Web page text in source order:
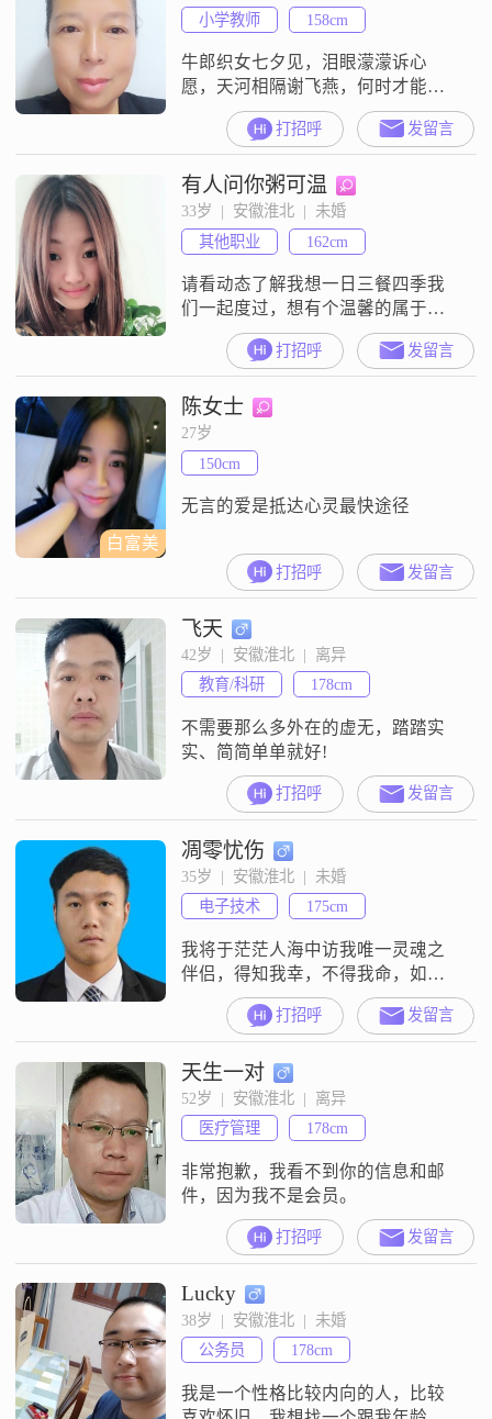
小学教师
158cm
牛郎织女七夕见，泪眼濛濛诉心
愿，天河相隔谢飞燕，何时才能下
凡间？
打招呼 发留言
有人问你粥可温
33岁  |  安徽淮北  |  未婚
其他职业
162cm
请看动态了解我想一日三餐四季我
们一起度过，想有个温馨的属于自
己的家，一直相伴到老，相互理
解，彼此依偎，只要你对我真心，
我便死心塌地跟随。
打招呼 发留言
白富美
陈女士
27岁
150cm
无言的爱是抵达心灵最快途径
打招呼 发留言
飞天
42岁  |  安徽淮北  |  离异
教育/科研
178cm
不需要那么多外在的虚无，踏踏实
实、简简单单就好!
打招呼 发留言
凋零忧伤
35岁  |  安徽淮北  |  未婚
电子技术
175cm
我将于茫茫人海中访我唯一灵魂之
伴侣，得知我幸，不得我命，如此
打招呼 发留言
天生一对
52岁  |  安徽淮北  |  离异
医疗管理
178cm
非常抱歉，我看不到你的信息和邮
件，因为我不是会员。
打招呼 发留言
Lucky
38岁  |  安徽淮北  |  未婚
公务员
178cm
我是一个性格比较内向的人，比较